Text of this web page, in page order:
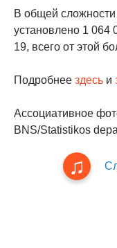
В общей
установлено 1 064
19, всего от этой
Подробнее здесь и
Ассоциативное
BNS/Statistikos